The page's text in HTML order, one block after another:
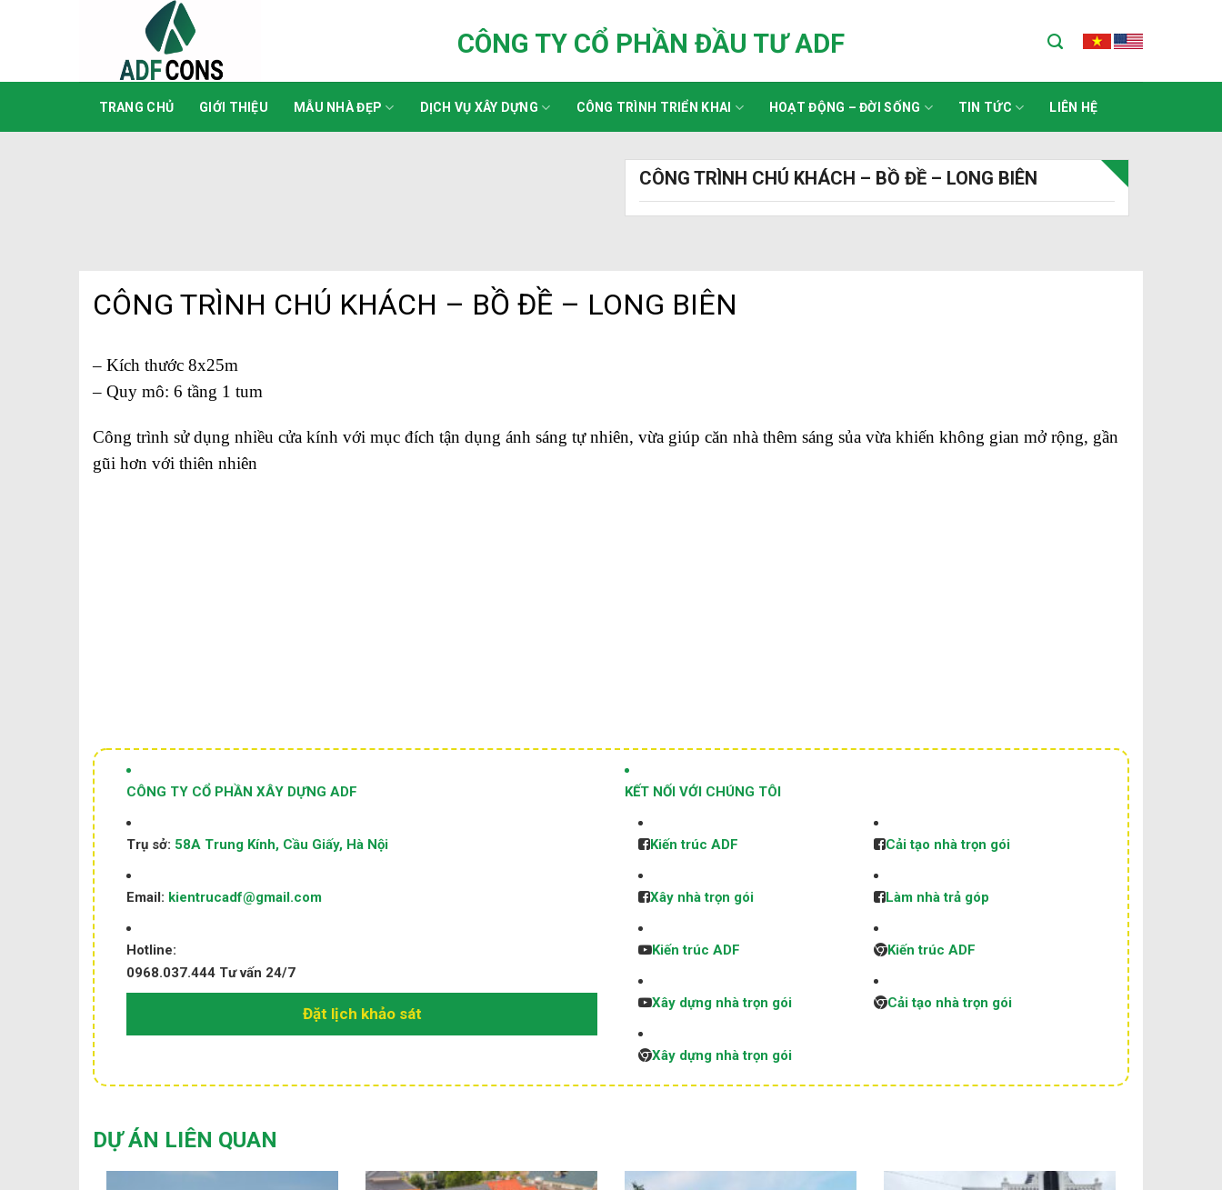
CÔNG TY CỔ PHẦN ĐẦU TƯ ADF
TRANG CHỦ GIỚI THIỆU MẪU NHÀ ĐẸP DỊCH VỤ XÂY DỰNG CÔNG TRÌNH TRIỂN KHAI HOẠT ĐỘNG – ĐỜI SỐNG TIN TỨC LIÊN HỆ
CÔNG TRÌNH CHÚ KHÁCH – BỒ ĐỀ – LONG BIÊN
CÔNG TRÌNH CHÚ KHÁCH – BỒ ĐỀ – LONG BIÊN
– Kích thước 8x25m
– Quy mô: 6 tầng 1 tum
Công trình sử dụng nhiều cửa kính với mục đích tận dụng ánh sáng tự nhiên, vừa giúp căn nhà thêm sáng sủa vừa khiến không gian mở rộng, gần
gũi hơn với thiên nhiên
CÔNG TY CỔ PHẦN XÂY DỰNG ADF
Trụ sở: 58A Trung Kính, Cầu Giấy, Hà Nội
Email: kientrucadf@gmail.com
Hotline:
0968.037.444 Tư vấn 24/7
Đặt lịch khảo sát
KẾT NỐI VỚI CHÚNG TÔI
Kiến trúc ADF
Xây nhà trọn gói
Cải tạo nhà trọn gói
Làm nhà trả góp
Kiến trúc ADF
Xây dựng nhà trọn gói
Kiến trúc ADF
Cải tạo nhà trọn gói
Xây dựng nhà trọn gói
DỰ ÁN LIÊN QUAN